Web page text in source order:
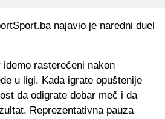
najavio je naredni duel
rasterećeni nakon
u ligi. Kada igrate opuštenije
da odigrate dobar meč i da
Reprezentativna pauza